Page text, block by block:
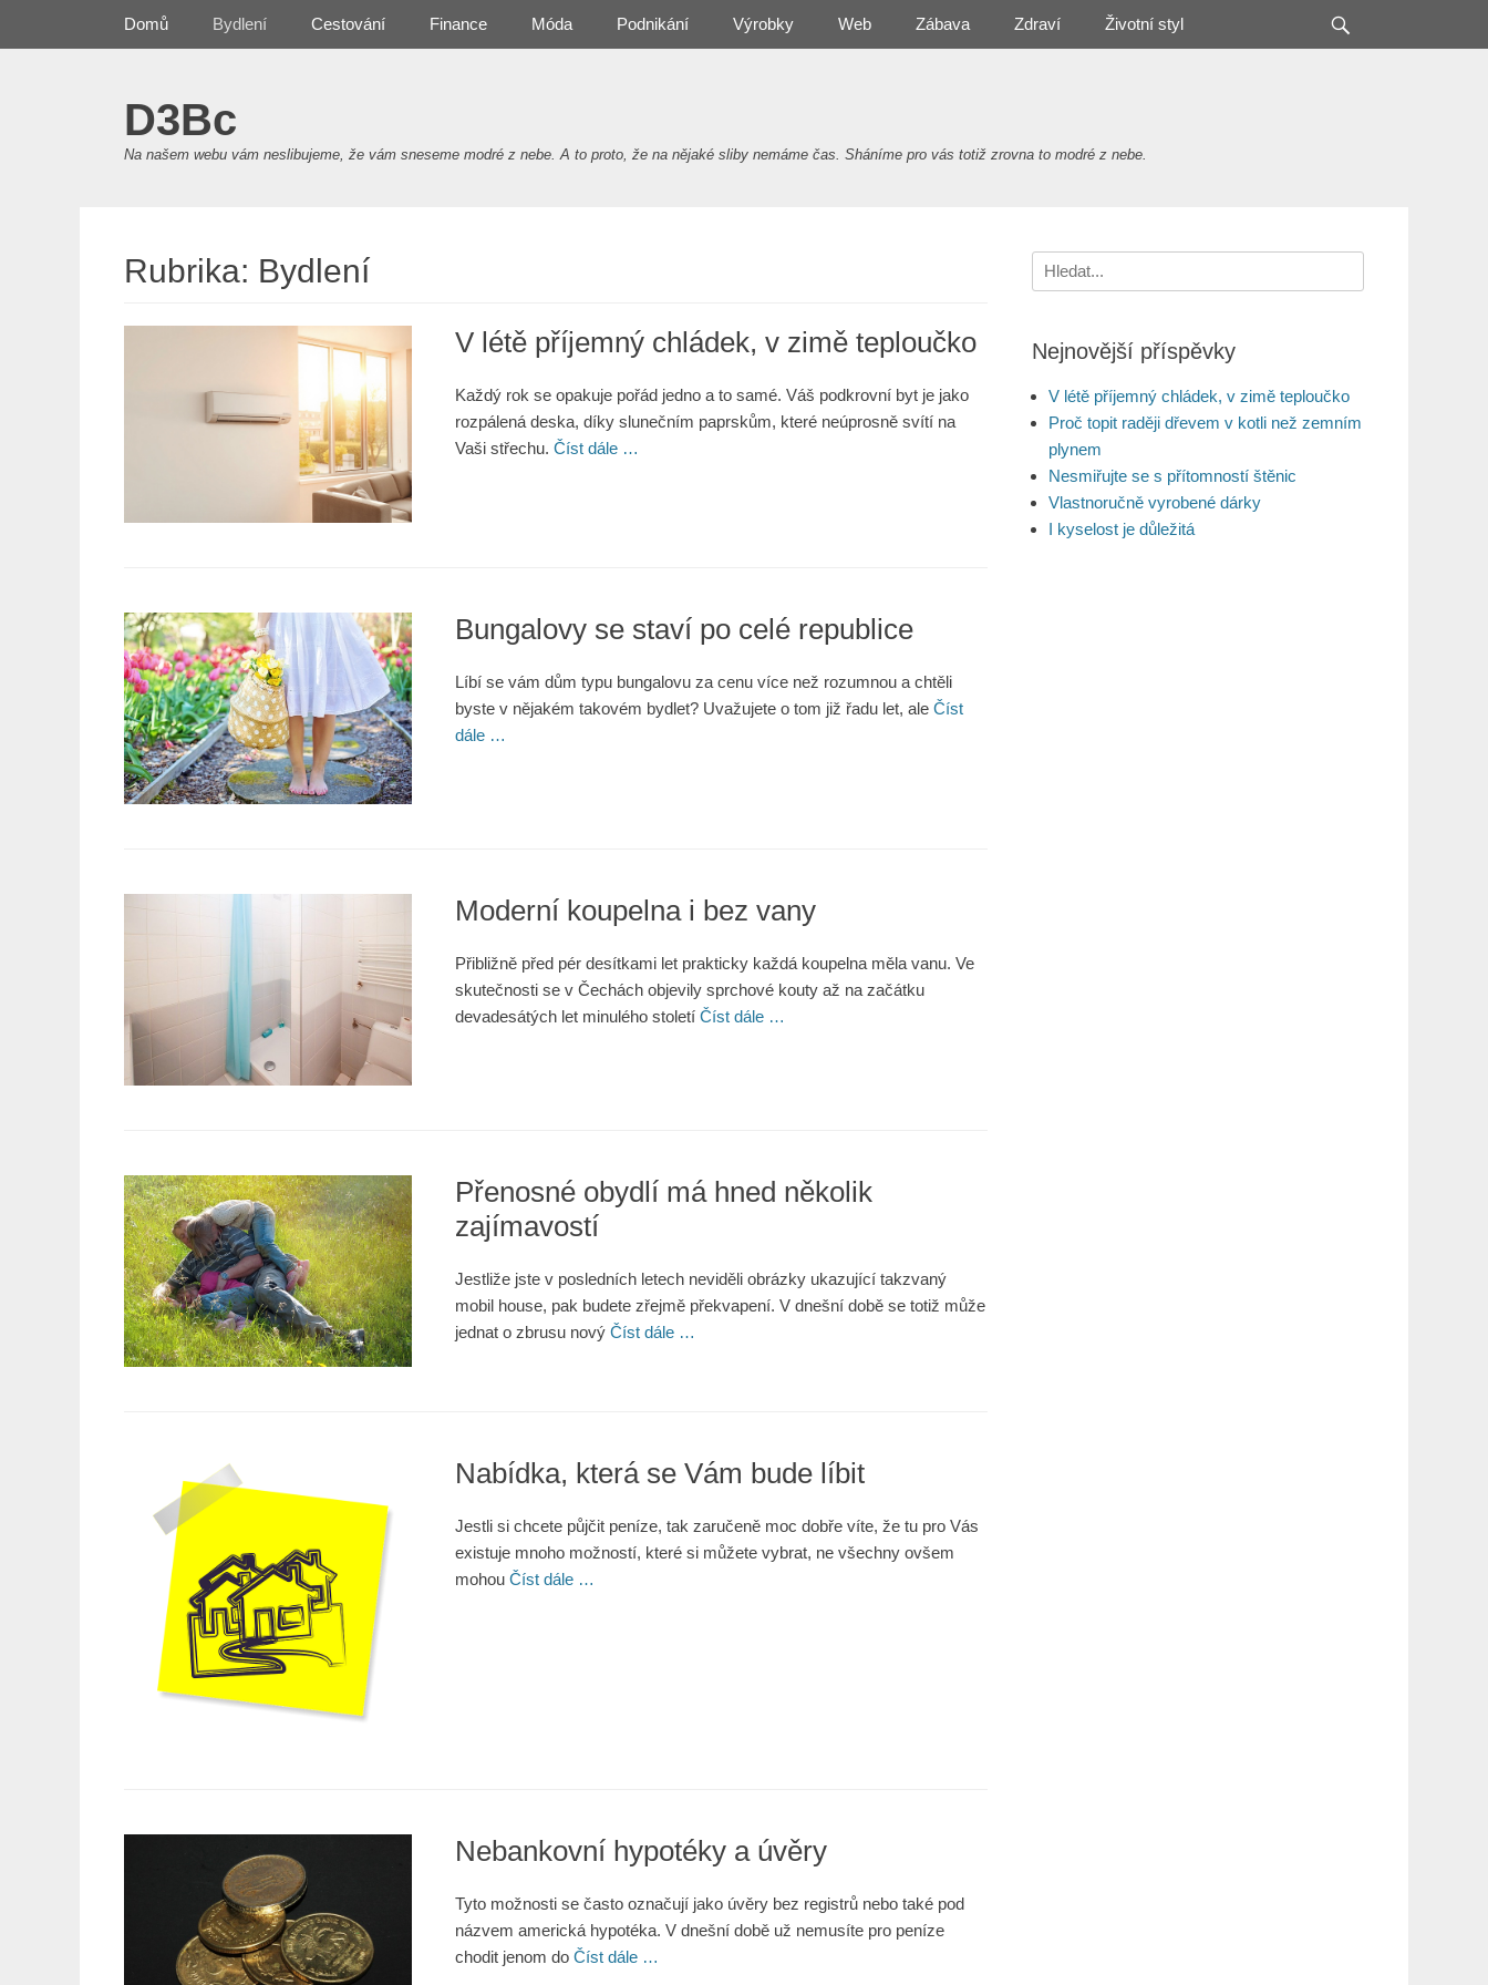
D3Bc
Na našem webu vám neslibujeme, že vám sneseme modré z nebe. A to proto, že na nějaké sliby nemáme čas. Sháníme pro vás totiž zrovna to modré z nebe.
Primary Menu
Domů Bydlení Cestování Finance Móda Podnikání Výrobky Web Zábava Zdraví Životní styl
Rubrika: Bydlení
V létě příjemný chládek, v zimě teploučko
Každý rok se opakuje pořád jedno a to samé. Váš podkrovní byt je jako
rozpálená deska, díky slunečním paprskům, které neúprosně svítí na
Vaši střechu. Číst dále …
Bungalovy se staví po celé republice
Líbí se vám dům typu bungalovu za cenu více než rozumnou a chtěli
byste v nějakém takovém bydlet? Uvažujete o tom již řadu let, ale Číst
dále …
Moderní koupelna i bez vany
Přibližně před pér desítkami let prakticky každá koupelna měla vanu. Ve
skutečnosti se v Čechách objevily sprchové kouty až na začátku
devadesátých let minulého století Číst dále …
Přenosné obydlí má hned několik
zajímavostí
Jestliže jste v posledních letech neviděli obrázky ukazující takzvaný
mobil house, pak budete zřejmě překvapení. V dnešní době se totiž může
jednat o zbrusu nový Číst dále …
Nabídka, která se Vám bude líbit
Jestli si chcete půjčit peníze, tak zaručeně moc dobře víte, že tu pro Vás
existuje mnoho možností, které si můžete vybrat, ne všechny ovšem
mohou Číst dále …
Nebankovní hypotéky a úvěry
Tyto možnosti se často označují jako úvěry bez registrů nebo také pod
názvem americká hypotéka. V dnešní době už nemusíte pro peníze
chodit jenom do Číst dále …
Search
for:
Nejnovější příspěvky
V létě příjemný chládek, v zimě teploučko
Proč topit raději dřevem v kotli než zemním
plynem
Nesmiřujte se s přítomností štěnic
Vlastnoručně vyrobené dárky
I kyselost je důležitá